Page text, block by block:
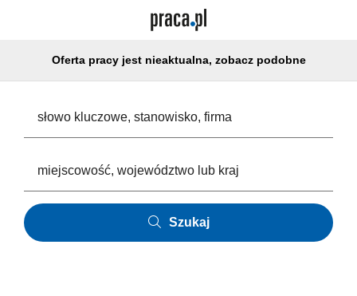
Oferta pracy jest nieaktualna, zobacz podobne
Szukaj